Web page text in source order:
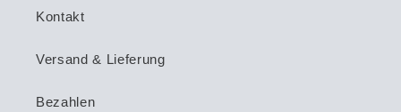
Kontakt
Versand & Lieferung
Bezahlen